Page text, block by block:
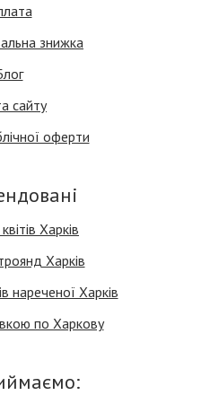
знижка
сайту
оферти
Харків
Харків
нареченої Харків
по Харкову